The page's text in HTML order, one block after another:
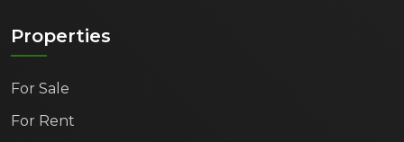
Properties
For Sale
For Rent